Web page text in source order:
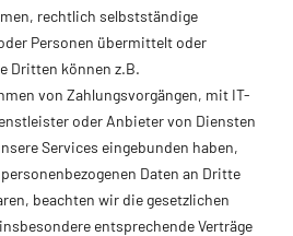
rechtlich selbstständige
Personen übermittelt oder
Dritten können z.B.
von Zahlungsvorgängen, mit IT-
oder Anbieter von Diensten
Services eingebunden haben,
Daten an Dritte
beachten wir die gesetzlichen
entsprechende Verträge